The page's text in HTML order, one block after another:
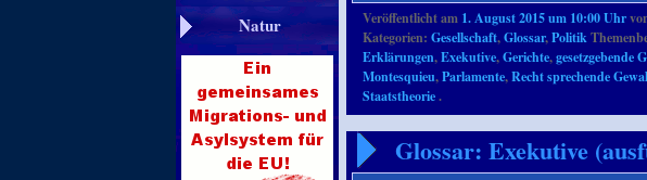
Natur
Veröffentlicht am 1. August 2015 um 10:00 Uhr
Kategorien:Gesellschaft,Glossar,Politik
Erklärungen,Exekutive,Gerichte,gesetzgebende
Montesquieu,Parlamente,Recht sprechende
Staatstheorie.
Glossar: Exekutive